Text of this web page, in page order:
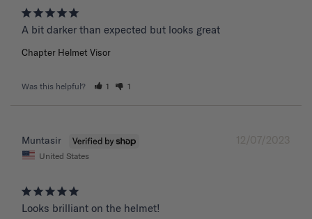
A bit darker than expected but looks great
Chapter Helmet Visor
Was this helpful? 1 1
12/07/2023
Muntasir
United States